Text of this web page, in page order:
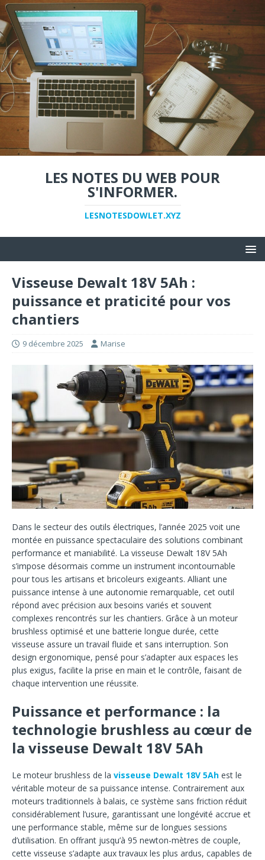
LES NOTES DU WEB POUR
S'INFORMER.
LESNOTESDOWLET.XYZ
Visseuse Dewalt 18V 5Ah :
puissance et praticité pour vos
chantiers
9 décembre 2025 Marise
Dans le secteur des outils électriques, l’année 2025 voit une
montée en puissance spectaculaire des solutions combinant
performance et maniabilité. La visseuse Dewalt 18V 5Ah
s’impose désormais comme un instrument incontournable
pour tous les artisans et bricoleurs exigeants. Alliant une
puissance intense à une autonomie remarquable, cet outil
répond avec précision aux besoins variés et souvent
complexes rencontrés sur les chantiers. Grâce à un moteur
brushless optimisé et une batterie longue durée, cette
visseuse assure un travail fluide et sans interruption. Son
design ergonomique, pensé pour s’adapter aux espaces les
plus exigus, facilite la prise en main et le contrôle, faisant de
chaque intervention une réussite.
Puissance et performance : la
technologie brushless au cœur de
la visseuse Dewalt 18V 5Ah
Le moteur brushless de la visseuse Dewalt 18V 5Ah est le
véritable moteur de sa puissance intense. Contrairement aux
moteurs traditionnels à balais, ce système sans friction réduit
considérablement l’usure, garantissant une longévité accrue et
une performance stable, même sur de longues sessions
d’utilisation. En offrant jusqu’à 95 newton-mètres de couple,
cette visseuse s’adapte aux travaux les plus ardus, capables de